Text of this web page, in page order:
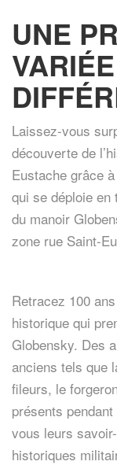
UNE
Laissez-vous
découverte de
Eustache grâce
qui se déploie
du manoir
zone rue Saint-
Retracez 100
historique qui
Globensky. Des
anciens tels que
fileurs, le
présents
vous leurs
historiques